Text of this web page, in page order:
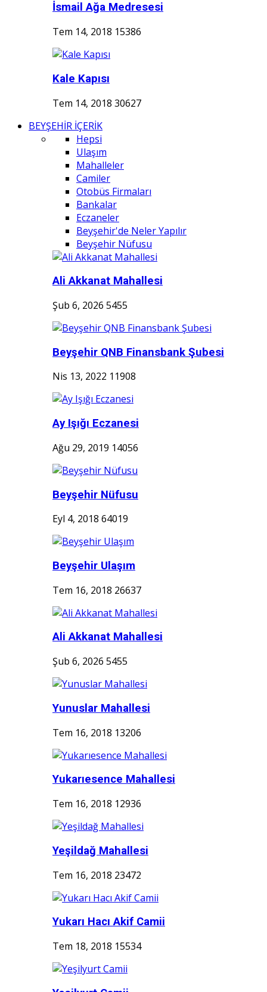
İsmail Ağa Medresesi
Tem 14, 2018 15386
Kale Kapısı
Tem 14, 2018 30627
BEYŞEHİR İÇERİK
Hepsi
Ulaşım
Mahalleler
Camiler
Otobüs Firmaları
Bankalar
Eczaneler
Beyşehir'de Neler Yapılır
Beyşehir Nüfusu
Ali Akkanat Mahallesi
Şub 6, 2026 5455
Beyşehir QNB Finansbank Şubesi
Nis 13, 2022 11908
Ay Işığı Eczanesi
Ağu 29, 2019 14056
Beyşehir Nüfusu
Eyl 4, 2018 64019
Beyşehir Ulaşım
Tem 16, 2018 26637
Ali Akkanat Mahallesi
Şub 6, 2026 5455
Yunuslar Mahallesi
Tem 16, 2018 13206
Yukarıesence Mahallesi
Tem 16, 2018 12936
Yeşildağ Mahallesi
Tem 16, 2018 23472
Yukarı Hacı Akif Camii
Tem 18, 2018 15534